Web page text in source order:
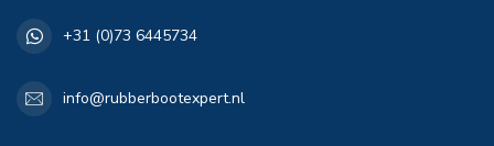
+31 (0)73 6445734
info@rubberbootexpert.nl